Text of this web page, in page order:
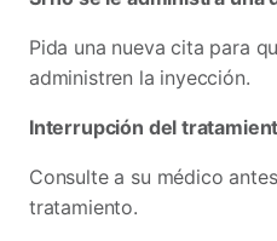
Pida una nueva cita para
administren la inyección.
Interrupción del
Consulte a su médico
tratamiento.